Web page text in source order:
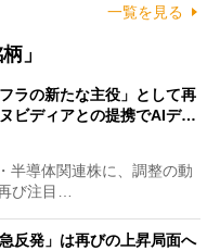
一覧を見る
」
ラの新たな主役」として再
ビディアとの提携でAIデ…
半導体関連株に、調整の動
び注目…
反発」は再びの上昇局面へ